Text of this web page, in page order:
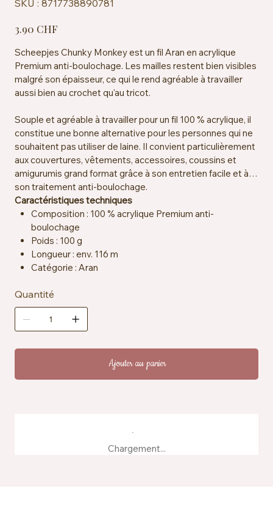
SKU : 8717738890781
8717738890781
3.90 CHF
Scheepjes Chunky Monkey est un fil Aran en acrylique
Premium anti-boulochage. Les mailles restent bien visibles
malgré son épaisseur, ce qui le rend agréable à travailler
aussi bien au crochet qu'au tricot.
Souple et agréable à travailler pour un fil 100 % acrylique, il
constitue une bonne alternative pour les personnes qui ne
souhaitent pas utiliser de laine. Il convient particulièrement
aux couvertures, vêtements, accessoires, coussins et
amigurumis grand format grâce à son entretien facile et à
son traitement anti-boulochage.
Caractéristiques techniques
Composition : 100 % acrylique Premium anti-
boulochage
Poids : 100 g
Longueur : env. 116 m
Catégorie : Aran
Échantillon : env. 13 mailles x 18 rangs = 10 x 10 cm
Particularités : anti-boulochage, hypoallergénique,
Vegan Friendly
Entretien : lavable en machine à 40 °C, compatible
sèche-linge basse température
Quantité
Ajouter au panier
Chargement...